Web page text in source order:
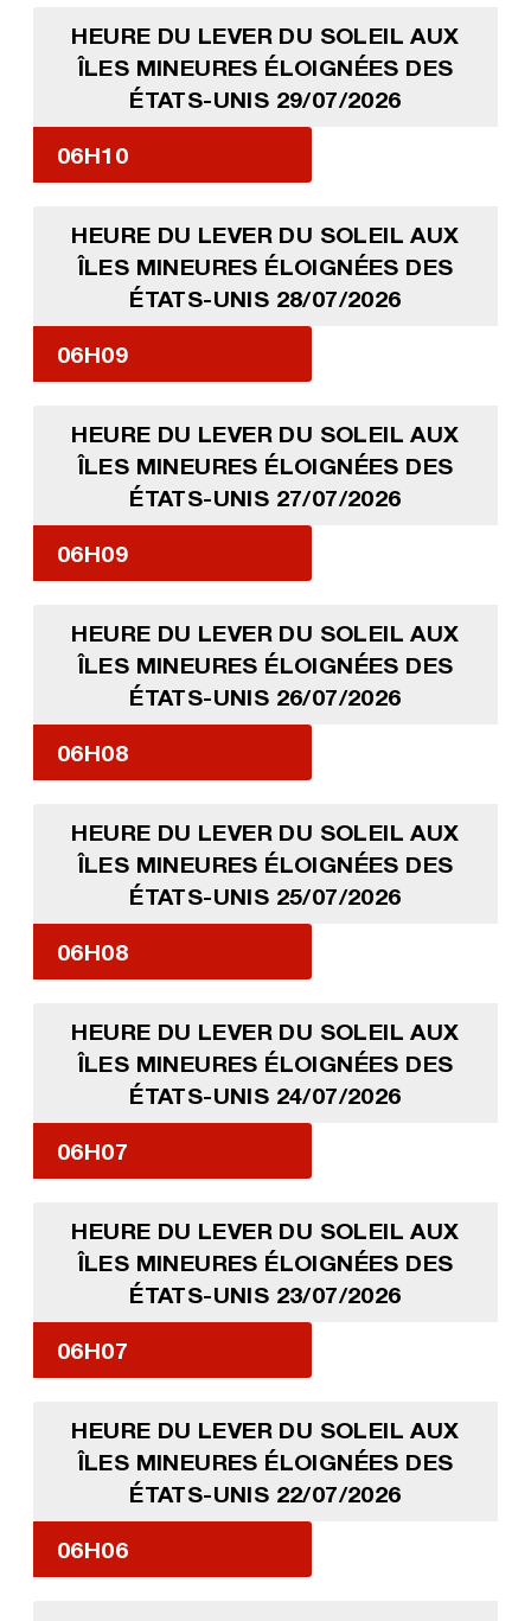
HEURE DU LEVER DU SOLEIL AUX
ÎLES MINEURES ÉLOIGNÉES DES
ÉTATS-UNIS 29/07/2026
06H10
HEURE DU LEVER DU SOLEIL AUX
ÎLES MINEURES ÉLOIGNÉES DES
ÉTATS-UNIS 28/07/2026
06H09
HEURE DU LEVER DU SOLEIL AUX
ÎLES MINEURES ÉLOIGNÉES DES
ÉTATS-UNIS 27/07/2026
06H09
HEURE DU LEVER DU SOLEIL AUX
ÎLES MINEURES ÉLOIGNÉES DES
ÉTATS-UNIS 26/07/2026
06H08
HEURE DU LEVER DU SOLEIL AUX
ÎLES MINEURES ÉLOIGNÉES DES
ÉTATS-UNIS 25/07/2026
06H08
HEURE DU LEVER DU SOLEIL AUX
ÎLES MINEURES ÉLOIGNÉES DES
ÉTATS-UNIS 24/07/2026
06H07
HEURE DU LEVER DU SOLEIL AUX
ÎLES MINEURES ÉLOIGNÉES DES
ÉTATS-UNIS 23/07/2026
06H07
HEURE DU LEVER DU SOLEIL AUX
ÎLES MINEURES ÉLOIGNÉES DES
ÉTATS-UNIS 22/07/2026
06H06